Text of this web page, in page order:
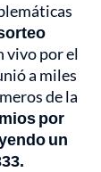
vivo por el
a miles
de la
por
un